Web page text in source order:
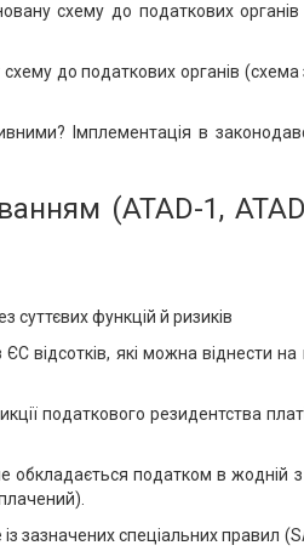
схему до податкових
до податкових органів
Імплементація в
(ATAD-1,
функцій й ризиків
відсотків, які можна віднести
податкового резидентства
обкладається податком в жодній
зазначених спеціальних правил